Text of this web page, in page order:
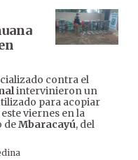
contra el
intervinieron un
para acopiar
viernes en la
deMbaracayú, del